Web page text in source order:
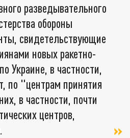
разведывательного
обороны
свидетельствующие
новых ракетно-
Украине, в частности,
по "центрам принятия
в частности, почти
центров,